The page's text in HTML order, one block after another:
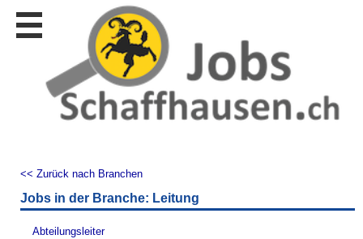
Stellen
Stellen
inserieren
Personalberatungen
WERBUNG
publizieren
JOB-
<< Zurück nach Branchen
Jobs in der Branche: Leitung
Abteilungsleiter